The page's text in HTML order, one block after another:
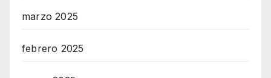
marzo 2025
febrero 2025